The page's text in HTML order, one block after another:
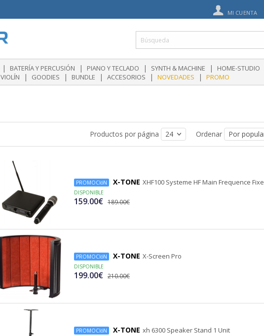
MI CUENTA
| BATERÍA Y PERCUSIÓN | PIANO Y TECLADO | SYNTH & MACHINE | HOME-STUDIO
VIOLÍN | GOODIES | BUNDLE | ACCESORIOS | NOVEDADES | PROMO
Productos por página Ordenar
PROMOCIóN X-TONE XHF100 Systeme HF Main Frequence Fixe
DISPONIBLE
159.00€ 189.00€
PROMOCIóN X-TONE X-Screen Pro
DISPONIBLE
199.00€ 210.00€
PROMOCIóN X-TONE xh 6300 Speaker Stand 1 Unit